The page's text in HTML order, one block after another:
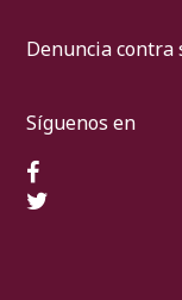
Denuncia contra
Síguenos en